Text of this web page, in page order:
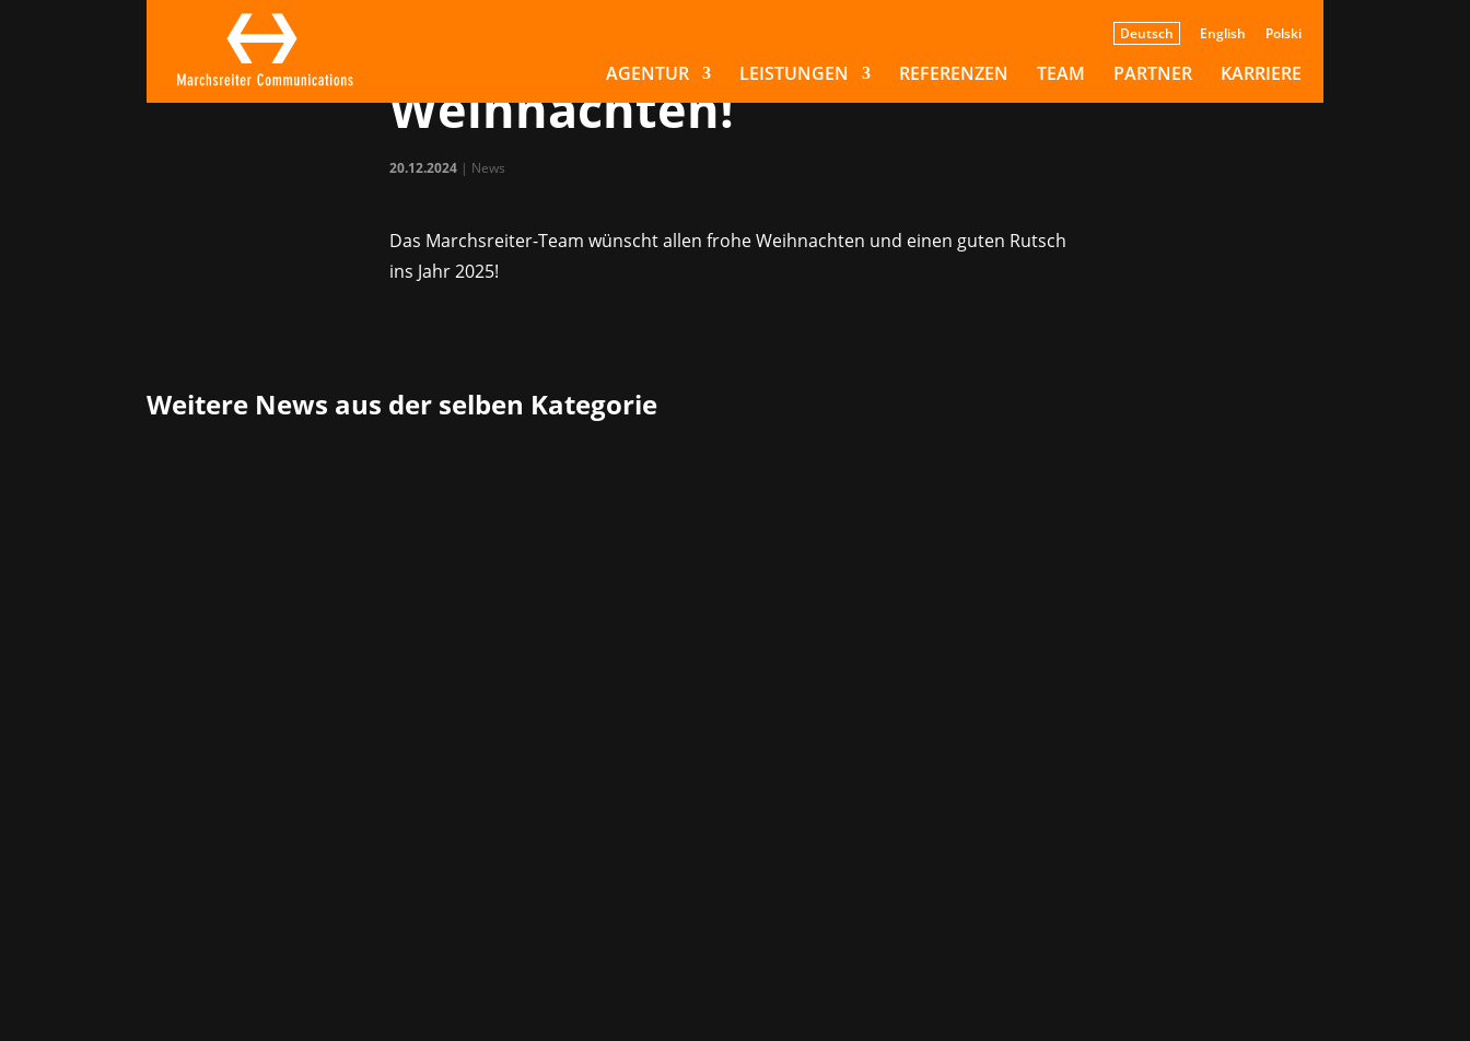
Deutsch English Polski
AGENTUR LEISTUNGEN REFERENZEN TEAM PARTNER KARRIERE
wünscht frohe
Weihnachten!
20.12.2024| News
Das Marchsreiter-Team wünscht allen frohe Weihnachten und einen guten Rutsch
ins Jahr 2025!
Weitere News aus der selben Kategorie